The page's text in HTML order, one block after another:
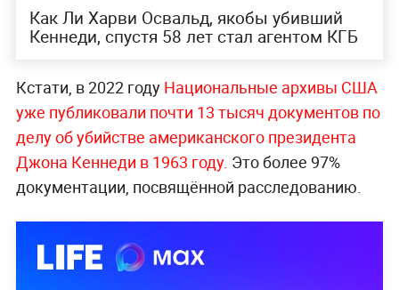
Как Ли Харви Освальд, якобы убивший
Кеннеди, спустя 58 лет стал агентом КГБ
Кстати, в 2022 году Национальные архивы США
уже публиковали почти 13 тысяч документов по
делу об убийстве американского президента
Джона Кеннеди в 1963 году. Это более 97%
документации, посвящённой расследованию.